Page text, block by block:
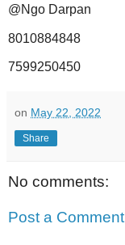
@Ngo Darpan
8010884848
7599250450
on May 22, 2022
Share
No comments:
Post a Comment